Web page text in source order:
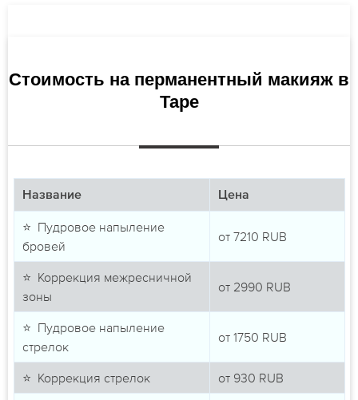
Стоимость на перманентный макияж в
Таре
Название Цена
⭐ Пудровое напыление
бровей
от 7210 RUB
⭐ Коррекция межресничной
зоны
от 2990 RUB
⭐ Пудровое напыление
стрелок
от 1750 RUB
⭐ Коррекция стрелок от 930 RUB